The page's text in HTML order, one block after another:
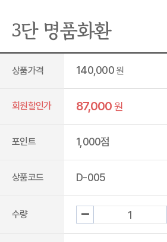
3단 명품화환
상품가격 140,000 원
회원할인가 87,000원
포인트 1,000점
상품코드 D-005
수량